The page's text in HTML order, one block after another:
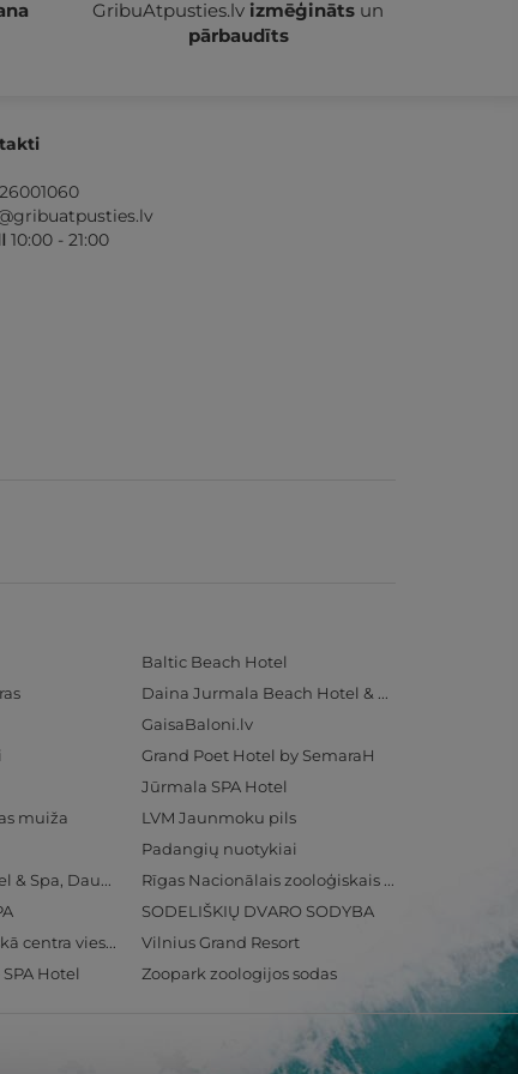
GribuAtpusties.lv izmēģināts un
pārbaudīts
10:00 - 21:00
Baltic Beach Hotel
Daina Jurmala Beach Hotel & SPA
GaisaBaloni.lv
Grand Poet Hotel by SemaraH
Jūrmala SPA Hotel
muiža
LVM Jaunmoku pils
Padangių nuotykiai
Radisson Blu Hotel & Spa, Daugava Riga
Rīgas Nacionālais zooloģiskais dārzs
SODELIŠKIŲ DVARO SODYBA
Ventspils Olimpiskā centra viesnīca
Vilnius Grand Resort
Hotel Zoopark zoologijos sodas